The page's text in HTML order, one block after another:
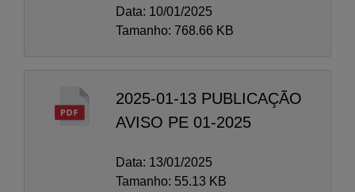
Data: 10/01/2025
Tamanho: 768.66 KB
2025-01-13 PUBLICAÇÃO
AVISO PE 01-2025
Data: 13/01/2025
Tamanho: 55.13 KB